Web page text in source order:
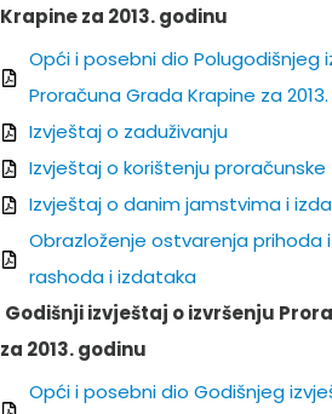
Krapine za 2013. godinu
Opći i posebni dio Polugodišnjeg
Proračuna Grada Krapine za
Izvještaj o zaduživanju
Izvještaj o korištenju proračunske
Izvještaj o danim jamstvima i
Obrazloženje ostvarenja prihoda
rashoda i izdataka
Godišnji izvještaj o izvršenju
za 2013. godinu
Opći i posebni dio Godišnjeg